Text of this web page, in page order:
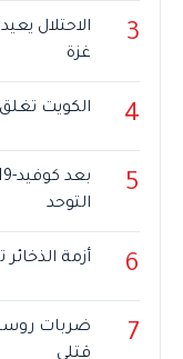
3
غزة
4 الكويت تغلق
5
التوحد
6 أزمة
7
ضربات
قتلى